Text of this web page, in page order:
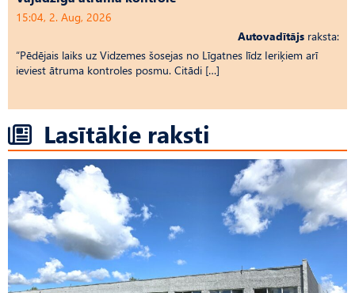
15:04, 2. Aug, 2026
Autovadītājs raksta:
“Pēdējais laiks uz Vid­ze­mes šosejas no Līgatnes līdz Ieriķiem arī
ieviest ātruma kontroles posmu. Citādi […]
Lasītākie raksti